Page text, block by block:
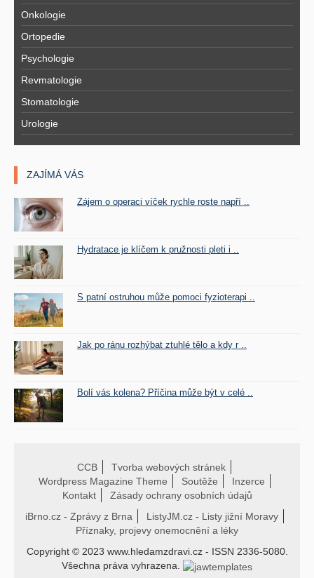
Onkologie
Ortopedie
Psychologie
Revmatologie
Stomatologie
Urologie
ZAJÍMÁ VÁS
Zájem o operaci víček rychle roste napří ..
Hydratace je klíčem k pružnosti pleti i ..
S patní ostruhou může pomoci fyzioterapi ..
Jak po ránu rozhýbat ztuhlé tělo a kdy r ..
Bolí vás kolena? Příčina může být v celé ..
CCB
Tvorba webových stránek
Wordpress Magazine Theme
Soutěže
Inzerce
Kontakt
Zásady ochrany osobních údajů
iBrno.cz - Zprávy z Brna
ListyJM.cz - Listy jižní Moravy
Příznaky, projevy onemocnění a léky
Copyright © 2023 www.hledamzdravi.cz - ISSN 2336-5080.
Všechna práva vyhrazena.